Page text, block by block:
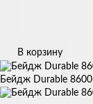
В корзину
Бейдж Durable